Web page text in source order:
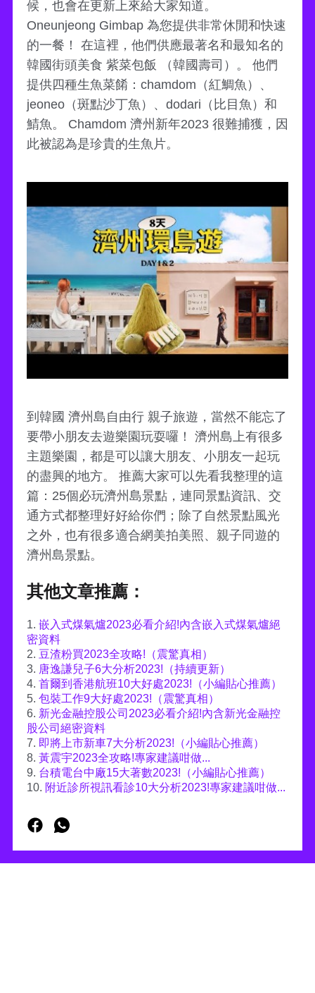
候，也會在更新上來給大家知道。
Oneunjeong Gimbap 為您提供非常休閒和快速
的一餐！ 在這裡，他們供應最著名和最知名的
韓國街頭美食 紫菜包飯 （韓國壽司）。 他們
提供四種生魚菜餚：chamdom（紅鯛魚）、
jeoneo（斑點沙丁魚）、dodari（比目魚）和
鯖魚。 Chamdom 濟州新年2023 很難捕獲，因
此被認為是珍貴的生魚片。
到韓國 濟州島自由行 親子旅遊，當然不能忘了
要帶小朋友去遊樂園玩耍囉！ 濟州島上有很多
主題樂園，都是可以讓大朋友、小朋友一起玩
的盡興的地方。 推薦大家可以先看我整理的這
篇：25個必玩濟州島景點，連同景點資訊、交
通方式都整理好好給你們；除了自然景點風光
之外，也有很多適合網美拍美照、親子同遊的
濟州島景點。
其他文章推薦：
1. 嵌入式煤氣爐2023必看介紹!內含嵌入式煤氣爐絕
密資料
2. 豆渣粉買2023全攻略!（震驚真相）
3. 唐逸謙兒子6大分析2023!（持續更新）
4. 首爾到香港航班10大好處2023!（小編貼心推薦）
5. 包裝工作9大好處2023!（震驚真相）
6. 新光金融控股公司2023必看介紹!內含新光金融控
股公司絕密資料
7. 即將上市新車7大分析2023!（小編貼心推薦）
8. 黃震宇2023全攻略!專家建議咁做...
9. 台積電台中廠15大著數2023!（小編貼心推薦）
10. 附近診所視訊看診10大分析2023!專家建議咁做...